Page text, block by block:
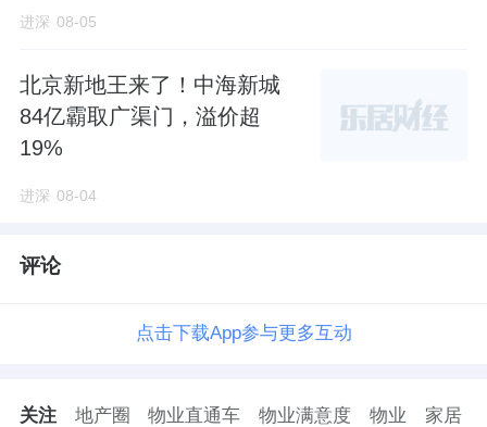
进深 08-05
北京新地王来了！中海新城
84亿霸取广渠门，溢价超
19%
进深 08-04
评论
点击下载App参与更多互动
关注 地产圈 物业直通车 物业满意度 物业 家居